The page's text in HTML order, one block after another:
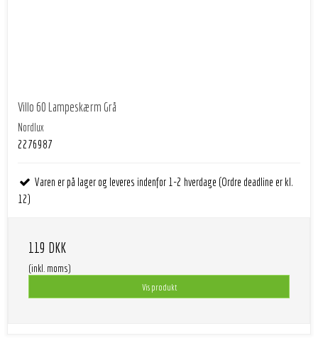
Villo 60 Lampeskærm Grå
Nordlux
2276987
Varen er på lager og leveres indenfor 1-2 hverdage (Ordre deadline er kl.
12)
119 DKK
(inkl. moms)
Vis produkt